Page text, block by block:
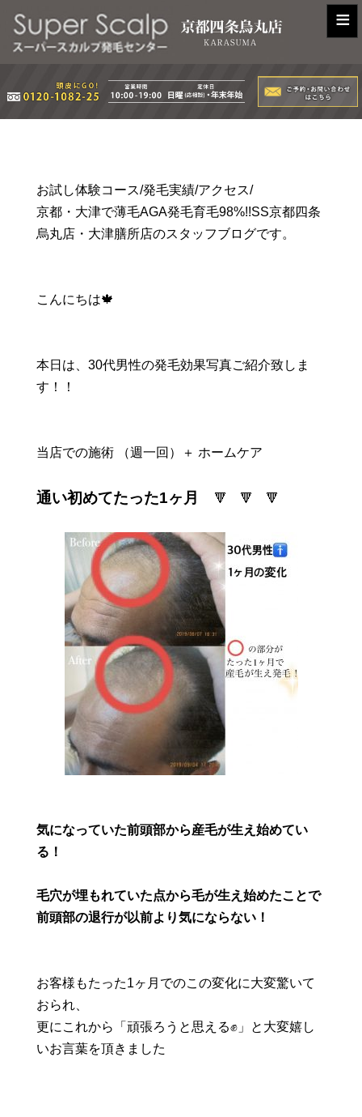
≡
お試し体験コース/発毛実績/アクセス/
京都・大津で薄毛AGA発毛育毛98%!!SS京都四条
烏丸店・大津膳所店のスタッフブログです。
こんにちは🍁
本日は、30代男性の発毛効果写真ご紹介致しま
す！！
当店での施術 （週一回）＋ ホームケア
通い初めてたった1ヶ月 🔻 🔻 🔻
気になっていた前頭部から産毛が生え始めてい
る！
毛穴が埋もれていた点から毛が生え始めたことで
前頭部の退行が以前より気にならない！
お客様もたった1ヶ月でのこの変化に大変驚いて
おられ、
更にこれから「頑張ろうと思える✊」と大変嬉し
いお言葉を頂きました